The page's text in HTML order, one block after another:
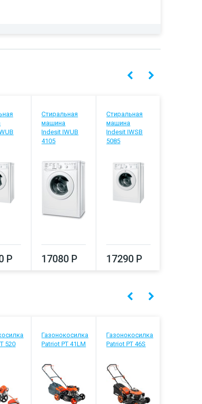
Р
Стиральная
машина
Indesit IWUB
4105
17080 Р
Стиральная
машина
Indesit IWSB
5085
17290 Р
520
Газонокосилка
Patriot PT 41LM
Газонокосилка
Patriot PT 46S